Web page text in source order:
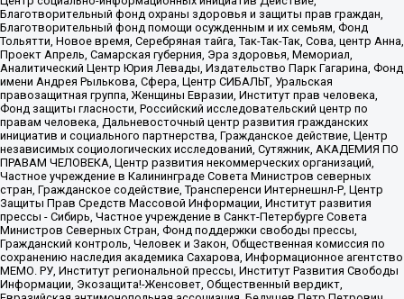
Благотворительный фонд охраны здоровья и защиты прав граждан,
Благотворительный фонд помощи осужденным и их семьям, Фонд
Тольятти, Новое время, Серебряная тайга, Так-Так-Так, Сова, центр Анна,
Проект Апрель, Самарская губерния, Эра здоровья, Мемориал,
Аналитический Центр Юрия Левады, Издательство Парк Гагарина, Фонд
имени Андрея Рылькова, Сфера, Центр СИБАЛЬТ, Уральская
правозащитная группа, Женщины Евразии, Институт прав человека,
Фонд защиты гласности, Российский исследовательский центр по
правам человека, Дальневосточный центр развития гражданских
инициатив и социального партнерства, Гражданское действие, Центр
независимых социологических исследований, Сутяжник, АКАДЕМИЯ ПО
ПРАВАМ ЧЕЛОВЕКА, Центр развития некоммерческих организаций,
Частное учреждение в Калининграде Совета Министров северных
стран, Гражданское содействие, Трансперенси Интернешнл-Р, Центр
Защиты Прав Средств Массовой Информации, Институт развития
прессы - Сибирь, Частное учреждение в Санкт-Петербурге Совета
Министров Северных Стран, Фонд поддержки свободы прессы,
Гражданский контроль, Человек и Закон, Общественная комиссия по
сохранению наследия академика Сахарова, Информационное агентство
МЕМО. РУ, Институт региональной прессы, Институт Развития Свободы
Информации, Экозащита!-Женсовет, Общественный вердикт,